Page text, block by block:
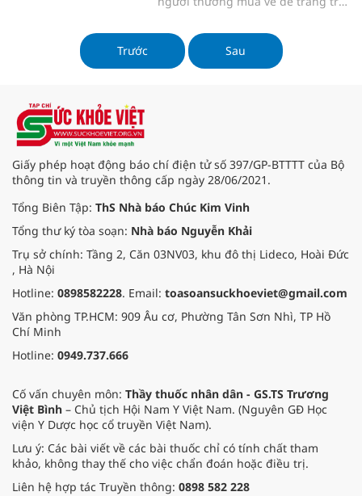
nhưng ít ai biết rằng củ bách hợp
còn được dùng làm thuốc và là một
loại dược liệu quý hiếm trong
Trước Sau
Giấy phép hoạt động báo chí điện tử số 397/GP-BTTTT của Bộ
thông tin và truyền thông cấp ngày 28/06/2021.
Tổng Biên Tập: ThS Nhà báo Chúc Kim Vinh
Tổng thư ký tòa soạn: Nhà báo Nguyễn Khải
Trụ sở chính: Tầng 2, Căn 03NV03, khu đô thị Lideco, Hoài Đức
, Hà Nội
Hotline: 0898582228. Email: toasoansuckhoeviet@gmail.com
Văn phòng TP.HCM: 909 Âu cơ, Phường Tân Sơn Nhì, TP Hồ
Chí Minh
Hotline: 0949.737.666
Cố vấn chuyên môn: Thầy thuốc nhân dân - GS.TS Trương
Việt Bình – Chủ tịch Hội Nam Y Việt Nam. (Nguyên GĐ Học
viện Y Dược học cổ truyền Việt Nam).
Lưu ý: Các bài viết về các bài thuốc chỉ có tính chất tham
khảo, không thay thế cho việc chẩn đoán hoặc điều trị.
Liên hệ hợp tác Truyền thông: 0898 582 228